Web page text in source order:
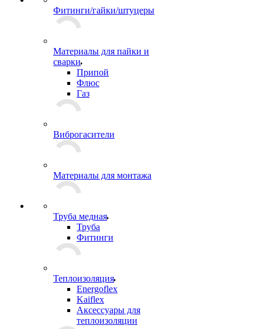
Фитинги/гайки/штуцеры
Материалы для пайки и
сварки
Припой
Флюс
Газ
Виброгасители
Материалы для монтажа
Труба медная
Труба
Фитинги
Теплоизоляция
Energoflex
Kaiflex
Аксессуары для
теплоизоляции